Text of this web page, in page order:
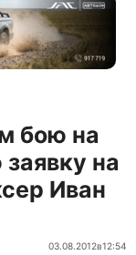
бою на
на
Иван
03.08.2012в12:54